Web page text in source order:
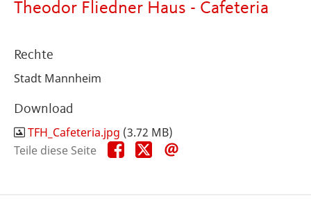
Theodor Fliedner Haus - Cafeteria
Rechte
Stadt Mannheim
Download
TFH_Cafeteria.jpg (3.72 MB)
Teile diese Seite
Teile
diese
Teile
diese